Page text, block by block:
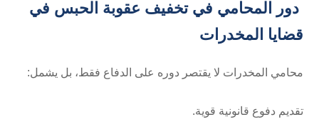
دور المحامي في تخفيف عقوبة الحبس في
قضايا المخدرات
محامي المخدرات لا يقتصر دوره على الدفاع فقط، بل يشمل:
تقديم دفوع قانونية قوية.